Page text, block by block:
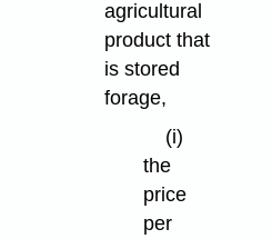
agricultural
product that
is stored
forage,
(i)
the
price
per